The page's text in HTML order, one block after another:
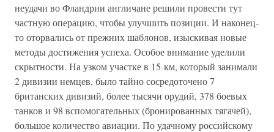
неудачи во Фландрии англичане решили провести тут
частную операцию, чтобы улучшить позиции. И наконец-
то оторвались от прежних шаблонов, изыскивая новые
методы достижения успеха. Особое внимание уделили
скрытности. На узком участке в 15 км, который занимали
2 дивизии немцев, было тайно сосредоточено 7
британских дивизий, более тысячи орудий, 378 боевых
танков и 98 вспомогательных (бронированных тягачей),
большое количество авиации. По удачному российскому